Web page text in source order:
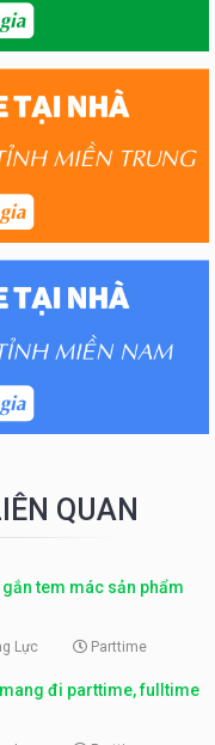
QUAN
tem mác sản phẩm
Lực Parttime
đi parttime, fulltime